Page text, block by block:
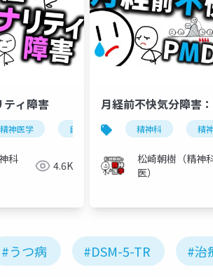
強迫症
ティ障害
精神医学 自己愛性パーソナリティ障害
科
4.6K
月経前不快気分障害
精神科 精
松崎朝樹（精神
医）
#うつ病 #DSM-5-TR #治